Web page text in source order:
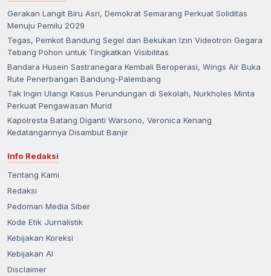
Gerakan Langit Biru Asri, Demokrat Semarang Perkuat Soliditas
Menuju Pemilu 2029
Tegas, Pemkot Bandung Segel dan Bekukan Izin Videotron Gegara
Tebang Pohon untuk Tingkatkan Visibilitas
Bandara Husein Sastranegara Kembali Beroperasi, Wings Air Buka
Rute Penerbangan Bandung-Palembang
Tak Ingin Ulangi Kasus Perundungan di Sekolah, Nurkholes Minta
Perkuat Pengawasan Murid
Kapolresta Batang Diganti Warsono, Veronica Kenang
Kedatangannya Disambut Banjir
Info Redaksi
Tentang Kami
Redaksi
Pedoman Media Siber
Kode Etik Jurnalistik
Kebijakan Koreksi
Kebijakan AI
Disclaimer